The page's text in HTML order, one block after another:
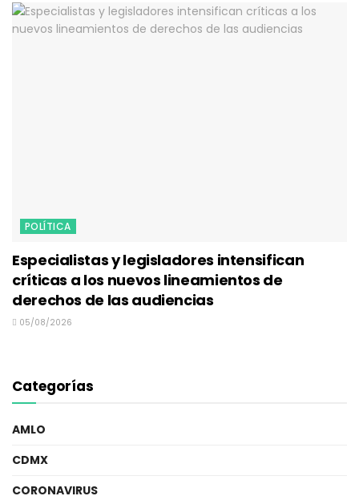
POLÍTICA
Especialistas y legisladores intensifican
críticas a los nuevos lineamientos de
derechos de las audiencias
05/08/2026
Categorías
AMLO
CDMX
CORONAVIRUS